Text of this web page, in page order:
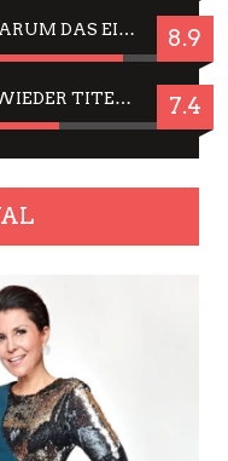
CÉSAR FÜR JIM CARREY? WARUM DAS EINER DER NERVIGSTEN ACTORS IST UND BLEIBT 8.9
JING JING: IN-THAI RÄUMT WIEDER TITEL AB – EIN ZWEI-STUNDEN-ERLEBNISBERICHT 7.4